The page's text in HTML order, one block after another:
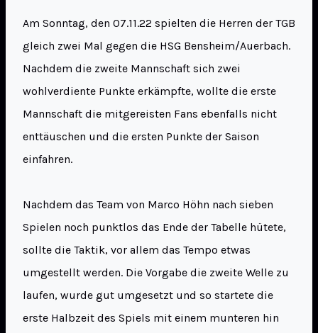
Am Sonntag, den 07.11.22 spielten die Herren der TGB
gleich zwei Mal gegen die HSG Bensheim/Auerbach.
Nachdem die zweite Mannschaft sich zwei
wohlverdiente Punkte erkämpfte, wollte die erste
Mannschaft die mitgereisten Fans ebenfalls nicht
enttäuschen und die ersten Punkte der Saison
einfahren.
Nachdem das Team von Marco Höhn nach sieben
Spielen noch punktlos das Ende der Tabelle hütete,
sollte die Taktik, vor allem das Tempo etwas
umgestellt werden. Die Vorgabe die zweite Welle zu
laufen, wurde gut umgesetzt und so startete die
erste Halbzeit des Spiels mit einem munteren hin